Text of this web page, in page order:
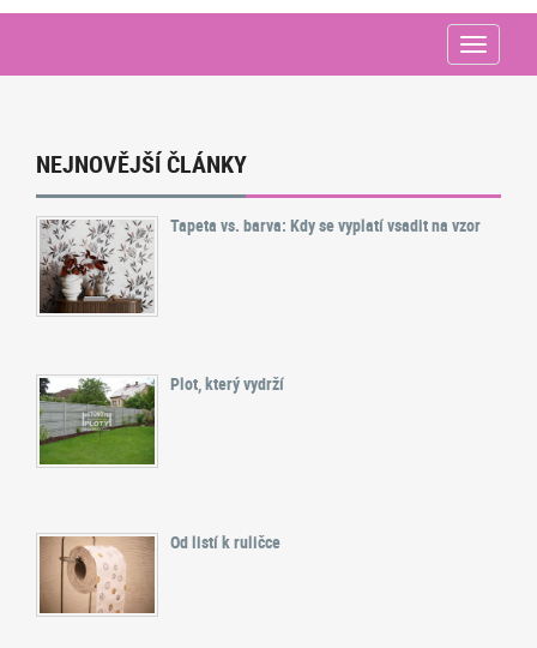
Menu
NEJNOVĚJŠÍ ČLÁNKY
Tapeta vs. barva: Kdy se vyplatí vsadit na vzor
Plot, který vydrží
Od listí k ruličce